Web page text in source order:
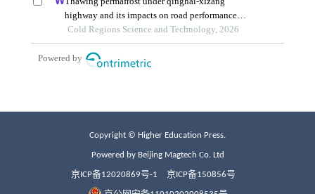
Copyright © Higher Education Press.
Powered by Beijing Magtech Co. Ltd
京ICP备12020869号-1 京ICP备150856号